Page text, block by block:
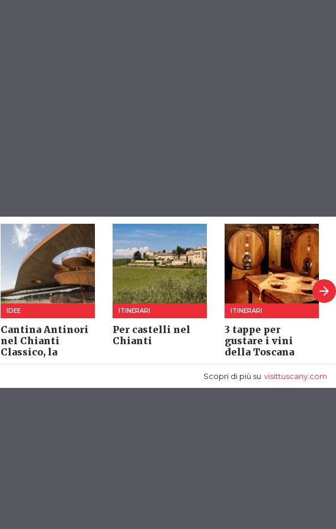
IDEE
Cantina Antinori
nel Chianti
Classico, la
cattedrale del
ITINERARI
Per castelli nel
Chianti
ITINERARI
3 tappe per
gustare i vini
della Toscana
arrow_forward
Scopri di più su visittuscany.com